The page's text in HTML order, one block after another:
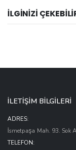
İLGİNİZİ
İLETİŞİM BİLGİLERİ
ADRES:
İsmetpaşa Mah. 93. Sok
TELEFON: